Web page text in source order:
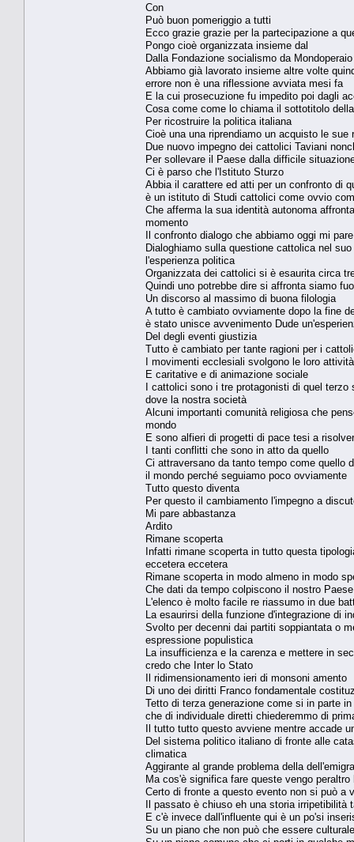
Con
Può buon pomeriggio a tutti
Ecco grazie grazie per la partecipazione a
Pongo cioè organizzata insieme dal
Dalla Fondazione socialismo da
Abbiamo già lavorato insieme altre volte
errore non è una riflessione avviata mesi fa
E la cui prosecuzione fu impedito poi dagli
Cosa come come lo chiama il sottotitolo
Per ricostruire la politica italiana
Cioè una una riprendiamo un acquisto le
Due nuovo impegno dei cattolici Taviani
Per sollevare il Paese dalla difficile
Ci è parso che l'Istituto Sturzo
Abbia il carattere ed atti per un confronto di
è un istituto di Studi cattolici come ovvio
Che afferma la sua identità autonoma
momento
Il confronto dialogo che abbiamo oggi mi
Dialoghiamo sulla questione cattolica nel
l'esperienza politica
Organizzata dei cattolici si è esaurita circa
Quindi uno potrebbe dire si affronta siamo
Un discorso al massimo di buona filologia
A tutto è cambiato ovviamente dopo la fine
è stato unisce avvenimento Dude
Del degli eventi giustizia
Tutto è cambiato per tante ragioni per i
I movimenti ecclesiali svolgono le loro
E caritative e di animazione sociale
I cattolici sono i tre protagonisti di quel terzo
dove la nostra società
Alcuni importanti comunità religiosa che
mondo
E sono alfieri di progetti di pace tesi a
I tanti conflitti che sono in atto da quello
Ci attraversano da tanto tempo come quello
il mondo perché seguiamo poco ovviamente
Tutto questo diventa
Per questo il cambiamento l'impegno a
Mi pare abbastanza
Ardito
Rimane scoperta
Infatti rimane scoperta in tutto questa
eccetera eccetera
Rimane scoperta in modo almeno in modo
Che dati da tempo colpiscono il nostro Paese
L'elenco è molto facile re riassumo in due
La esaurirsi della funzione d'integrazione di
Svolto per decenni dai partiti soppiantata o
espressione populistica
La insufficienza e la carenza e mettere in
credo che Inter lo Stato
Il ridimensionamento ieri di monsoni amento
Di uno dei diritti Franco fondamentale
Tetto di terza generazione come si in parte
che di individuale diretti chiederemmo di
Il tutto tutto questo avviene mentre accade
Del sistema politico italiano di fronte alle
climatica
Aggirante al grande problema della
Ma cos'è significa fare queste vengo
Certo di fronte a questo evento non si può a
Il passato è chiuso eh una storia irripetibilità
E c'è invece dall'influente qui è un po'si
Su un piano che non può che essere